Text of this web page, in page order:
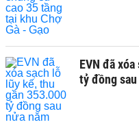
EVN đã
tỷ đồng